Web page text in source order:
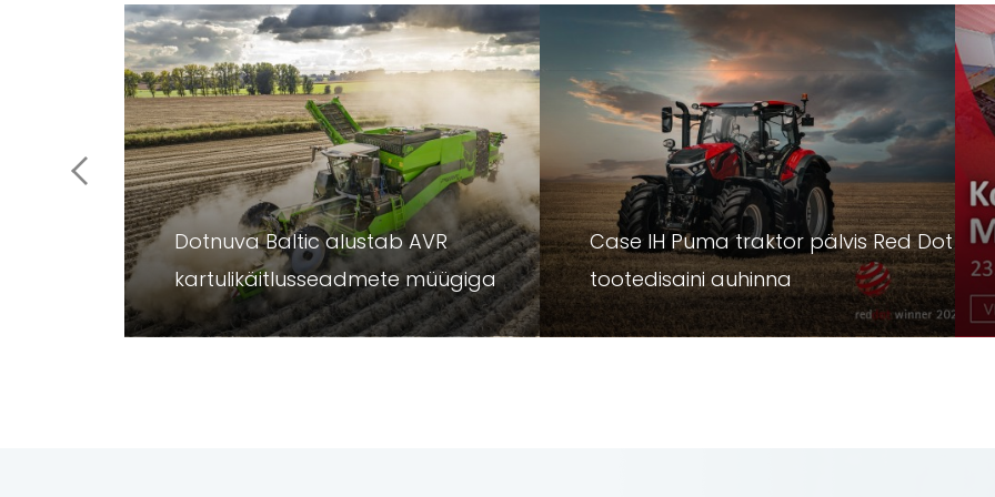
Dotnuva Baltic alustab AVR
kartulikäitlusseadmete müügiga
Case IH Puma traktor pälvis Red Dot
tootedisaini auhinna